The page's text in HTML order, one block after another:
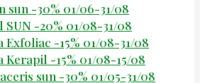
sun -30% 01/06-31/08
SUN -20% 01/08-31/08
Exfoliac -15% 01/08-31/08
Kerapil -15% 01/08-15/08
sun -30% 01/05-31/08